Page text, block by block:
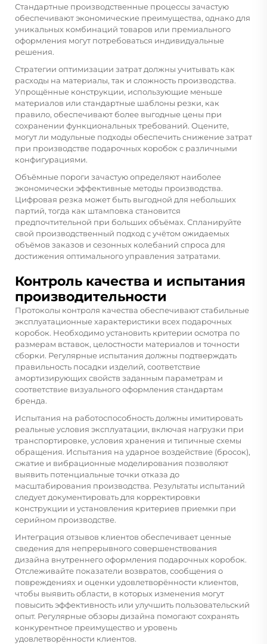
Стандартные производственные процессы зачастую
обеспечивают экономические преимущества, однако для
уникальных комбинаций товаров или премиального
оформления могут потребоваться индивидуальные
решения.
Стратегии оптимизации затрат должны учитывать как
расходы на материалы, так и сложность производства.
Упрощённые конструкции, использующие меньше
материалов или стандартные шаблоны резки, как
правило, обеспечивают более выгодные цены при
сохранении функциональных требований. Оцените,
могут ли модульные подходы обеспечить снижение затрат
при производстве подарочных коробок с различными
конфигурациями.
Объёмные пороги зачастую определяют наиболее
экономически эффективные методы производства.
Цифровая резка может быть выгодной для небольших
партий, тогда как штамповка становится
предпочтительной при больших объёмах. Спланируйте
свой производственный подход с учётом ожидаемых
объёмов заказов и сезонных колебаний спроса для
достижения оптимального управления затратами.
Контроль качества и испытания
производительности
Протоколы контроля качества обеспечивают стабильные
эксплуатационные характеристики всех подарочных
коробок. Необходимо установить критерии осмотра по
размерам вставок, целостности материалов и точности
сборки. Регулярные испытания должны подтверждать
правильность посадки изделий, соответствие
амортизирующих свойств заданным параметрам и
соответствие визуального оформления стандартам
бренда.
Испытания на работоспособность должны имитировать
реальные условия эксплуатации, включая нагрузки при
транспортировке, условия хранения и типичные схемы
обращения. Испытания на ударное воздействие (бросок),
сжатие и вибрационные моделирования позволяют
выявить потенциальные точки отказа до
масштабирования производства. Результаты испытаний
следует документировать для корректировки
конструкции и установления критериев приемки при
серийном производстве.
Интеграция отзывов клиентов обеспечивает ценные
сведения для непрерывного совершенствования
дизайна внутреннего оформления подарочных коробок.
Отслеживайте показатели возвратов, сообщения о
повреждениях и оценки удовлетворённости клиентов,
чтобы выявить области, в которых изменения могут
повысить эффективность или улучшить пользовательский
опыт. Регулярные обзоры дизайна помогают сохранять
конкурентное преимущество и уровень
удовлетворённости клиентов.